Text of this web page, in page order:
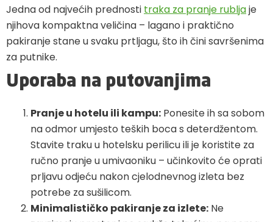
Jedna od najvećih prednosti traka za pranje rubljaje
njihova kompaktna veličina – lagano i praktično
pakiranje stane u svaku prtljagu, što ih čini savršenima
za putnike.
Uporaba na putovanjima
Pranje u hotelu ili kampu: Ponesite ih sa sobom
na odmor umjesto teških boca s deterdžentom.
Stavite traku u hotelsku perilicu ili je koristite za
ručno pranje u umivaoniku – učinkovito će oprati
prljavu odjeću nakon cjelodnevnog izleta bez
potrebe za sušilicom.
Minimalističko pakiranje za izlete: Ne